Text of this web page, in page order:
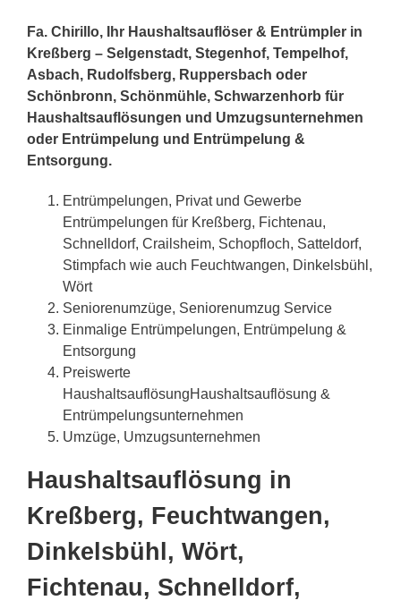
Fa. Chirillo, Ihr Haushaltsauflöser & Entrümpler in
Kreßberg – Selgenstadt, Stegenhof, Tempelhof,
Asbach, Rudolfsberg, Ruppersbach oder
Schönbronn, Schönmühle, Schwarzenhorb für
Haushaltsauflösungen und Umzugsunternehmen
oder Entrümpelung und Entrümpelung &
Entsorgung.
Entrümpelungen, Privat und Gewerbe
Entrümpelungen für Kreßberg, Fichtenau,
Schnelldorf, Crailsheim, Schopfloch, Satteldorf,
Stimpfach wie auch Feuchtwangen, Dinkelsbühl,
Wört
Seniorenumzüge, Seniorenumzug Service
Einmalige Entrümpelungen, Entrümpelung &
Entsorgung
Preiswerte
HaushaltsauflösungHaushaltsauflösung &
Entrümpelungsunternehmen
Umzüge, Umzugsunternehmen
Haushaltsauflösung in
Kreßberg, Feuchtwangen,
Dinkelsbühl, Wört,
Fichtenau, Schnelldorf,